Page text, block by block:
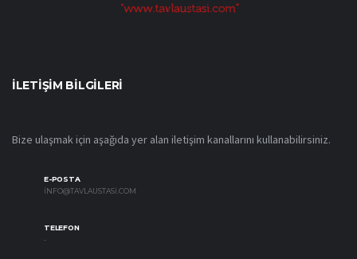
İLETIŞIM BILGILERI
Bize ulaşmak için aşağıda yer alan iletişim kanallarını kullanabilirsiniz.
E-POSTA
INFO@TAVLAUSTASI.COM
TELEFON
-